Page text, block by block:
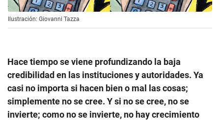
Ilustración: Giovanni Tazza
Hace tiempo se viene profundizando la baja
credibilidad en las instituciones y autoridades. Ya
casi no importa si hacen bien o mal las cosas;
simplemente no se cree. Y si no se cree, no se
invierte; como no se invierte, no hay crecimiento